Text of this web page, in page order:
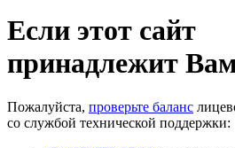
Если этот сайт
принадлежит
Пожалуйста, проверьте баланс
со службой технической поддержки: